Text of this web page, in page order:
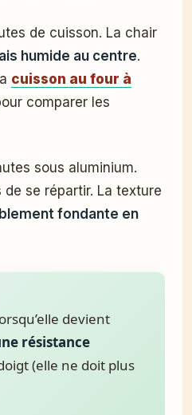
de cuisson. La chair
humide au centre.
cuisson au four à
comparer les
sous aluminium.
se répartir. La texture
fondante en
devient
résistance
(elle ne doit plus